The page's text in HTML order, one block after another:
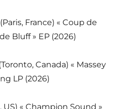
(Paris, France) « Coup de
Bluff » EP (2026)
Canada) « Massey
LP (2026)
US) « Champion Sound »